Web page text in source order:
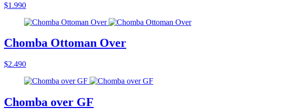
$1.990
Chomba Ottoman Over
$2.490
Chomba over GF